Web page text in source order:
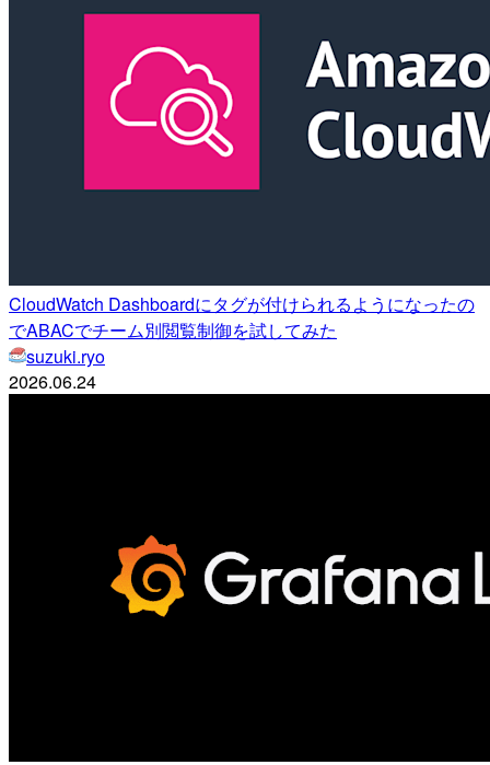
CloudWatch Dashboardにタグが付けられるようになったの
でABACでチーム別閲覧制御を試してみた
suzuki.ryo
2026.06.24